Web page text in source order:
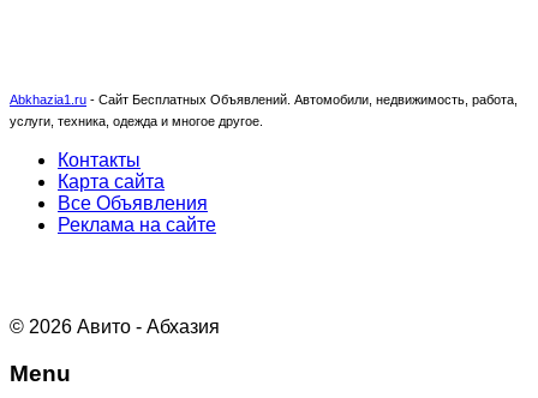
Abkhazia1.ru - Сайт Бесплатных Объявлений. Автомобили, недвижимость, работа,
услуги, техника, одежда и многое другое.
Контакты
Карта сайта
Все Объявления
Реклама на сайте
© 2026 Авито - Абхазия
Menu